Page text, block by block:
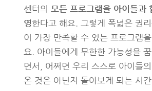
센터의 모든 프로그램을 아이들과
영한다고 해요. 그렇게 폭넓은 권
이 가장 만족할 수 있는 프로그램
요. 아이들에게 무한한 가능성을
면서, 어쩌면 우리 스스로 아이들
온 것은 아닌지 돌아보게 되는 시